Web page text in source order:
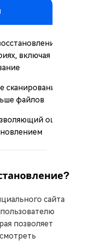
включая
что
файлов
оценить
сайта
позволяет